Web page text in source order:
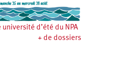
université d’été du NPA
+ de dossiers